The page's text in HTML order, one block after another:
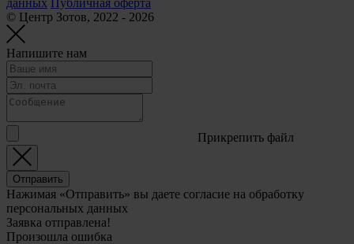
© Центр Зотов, 2022 - 2026
Напишите нам
Прикрепить файл
Отправить
Нажимая «Отправить» вы даете согласие на обработку
персональных данных
Заявка отправлена!
Произошла ошибка